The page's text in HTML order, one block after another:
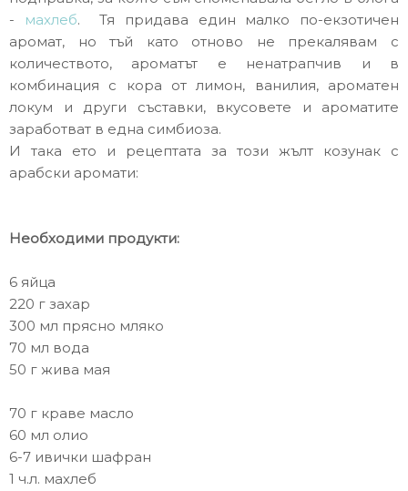
-
махлеб. Тя придава един малко по-екзотичен
аромат, но тъй като отново не прекалявам с
количеството, ароматът е ненатрапчив и в
комбинация с кора от лимон, ванилия, ароматен
локум и други съставки, вкусовете и ароматите
заработват в една симбиоза.
И така ето и рецептата за този жълт козунак с
арабски аромати:
Необходими продукти:
6 яйца
220 г захар
300 мл прясно мляко
70 мл вода
50 г жива мая
70 г краве масло
60 мл олио
6-7 ивички шафран
1 ч.л. махлеб